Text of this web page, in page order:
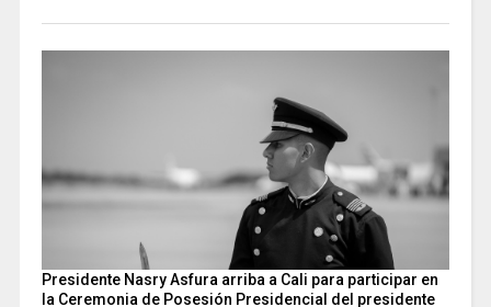
Presidente Nasry Asfura arriba a Cali para participar en
la Ceremonia de Posesión Presidencial del presidente